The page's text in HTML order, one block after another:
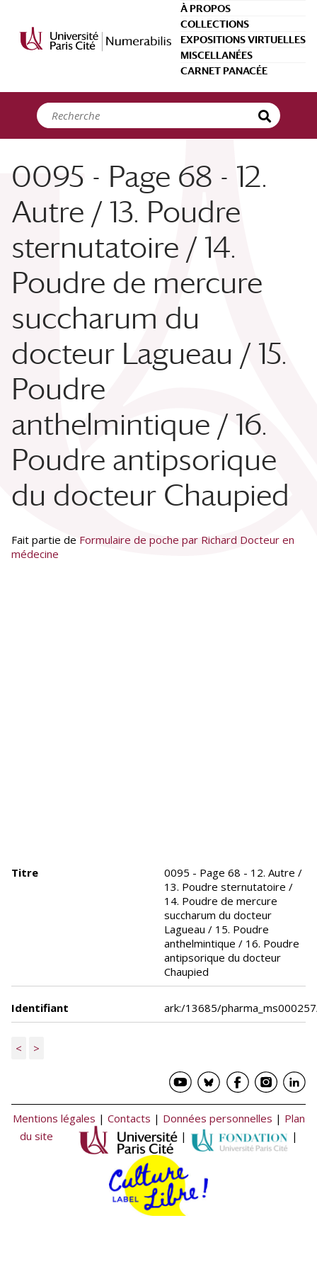
À PROPOS
COLLECTIONS
EXPOSITIONS VIRTUELLES
MISCELLANÉES
CARNET PANACÉE
0095 - Page 68 - 12.
Autre / 13. Poudre
sternutatoire / 14.
Poudre de mercure
succharum du
docteur Lagueau / 15.
Poudre
anthelmintique / 16.
Poudre antipsorique
du docteur Chaupied
Fait partie de Formulaire de poche par Richard Docteur en
médecine
Titre
0095 - Page 68 - 12. Autre /
13. Poudre sternutatoire /
14. Poudre de mercure
succharum du docteur
Lagueau / 15. Poudre
anthelmintique / 16. Poudre
antipsorique du docteur
Chaupied
Identifiant ark:/13685/
< >
Mentions légales | Contacts | Données personnelles | Plan
du site
| |